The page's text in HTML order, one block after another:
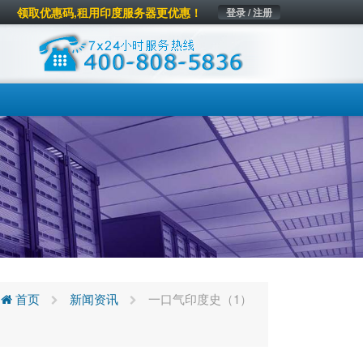
登录 / 注册
领取优惠码,租用印度服务器更优惠！
首页 新闻资讯 一口气印度史（1）